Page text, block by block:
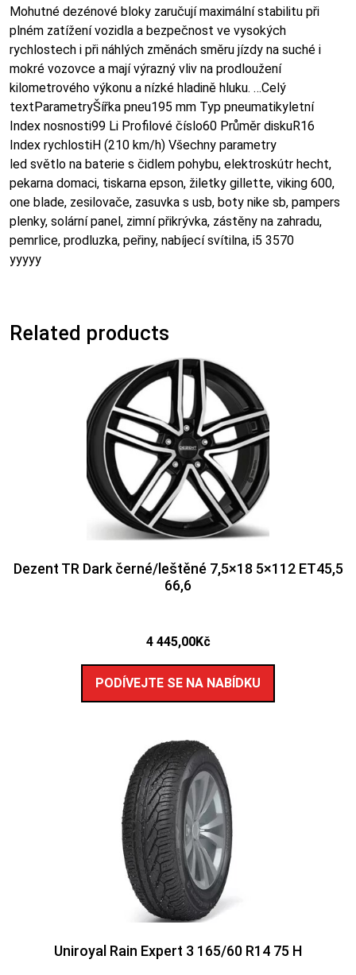
Mohutné dezénové bloky zaručují maximální stabilitu při
plném zatížení vozidla a bezpečnost ve vysokých
rychlostech i při náhlých změnách směru jízdy na suché i
mokré vozovce a mají výrazný vliv na prodloužení
kilometrového výkonu a nízké hladině hluku. …Celý
textParametryŠířka pneu195 mm Typ pneumatikyletní
Index nosnosti99 Li Profilové číslo60 Průměr diskuR16
Index rychlostiH (210 km/h) Všechny parametry
led světlo na baterie s čidlem pohybu, elektroskútr hecht,
pekarna domaci, tiskarna epson, žiletky gillette, viking 600,
one blade, zesilovače, zasuvka s usb, boty nike sb, pampers
plenky, solární panel, zimní přikrývka, zástěny na zahradu,
pemrlice, prodluzka, peřiny, nabíjecí svítilna, i5 3570
yyyyy
Related products
Dezent TR Dark černé/leštěné 7,5×18 5×112 ET45,5
66,6
4 445,00Kč
PODÍVEJTE SE NA NABÍDKU
Uniroyal Rain Expert 3 165/60 R14 75 H